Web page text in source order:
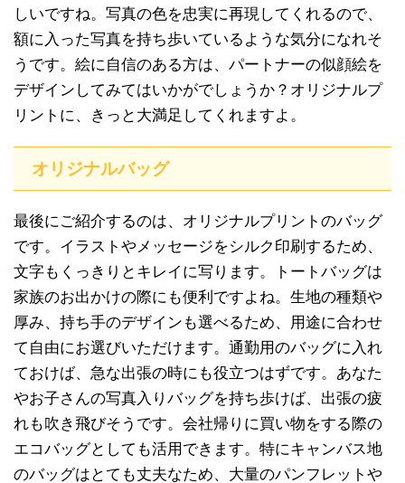
しいですね。写真の色を忠実に再現してくれるので、
額に入った写真を持ち歩いているような気分になれそ
うです。絵に自信のある方は、パートナーの似顔絵を
デザインしてみてはいかがでしょうか？オリジナルプ
リントに、きっと大満足してくれますよ。
オリジナルバッグ
最後にご紹介するのは、オリジナルプリントのバッグ
です。イラストやメッセージをシルク印刷するため、
文字もくっきりとキレイに写ります。トートバッグは
家族のお出かけの際にも便利ですよね。生地の種類や
厚み、持ち手のデザインも選べるため、用途に合わせ
て自由にお選びいただけます。通勤用のバッグに入れ
ておけば、急な出張の時にも役立つはずです。あなた
やお子さんの写真入りバッグを持ち歩けば、出張の疲
れも吹き飛びそうです。会社帰りに買い物をする際の
エコバッグとしても活用できます。特にキャンバス地
のバッグはとても丈夫なため、大量のパンフレットや